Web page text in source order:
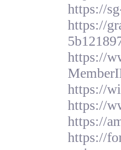
https://
https://
https://
https://
https://
https://
https://